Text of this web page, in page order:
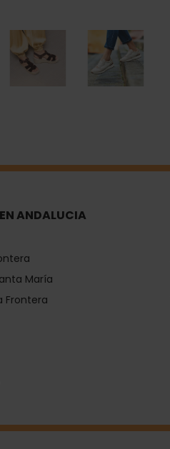
ANDALUCIA
María
Frontera